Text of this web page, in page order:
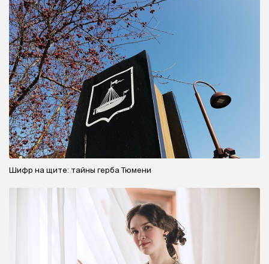
Шифр на щите: тайны герба Тюмени